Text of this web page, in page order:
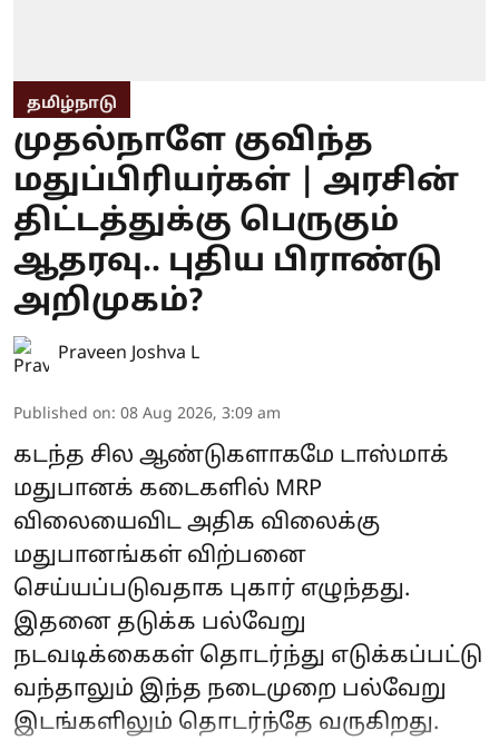
தமிழ்நாடு
முதல்நாளே குவிந்த
மதுப்பிரியர்கள் | அரசின்
திட்டத்துக்கு பெருகும்
ஆதரவு.. புதிய பிராண்டு
அறிமுகம்?
Praveen Joshva L
Published on: 08 Aug 2026, 3:09 am
கடந்த சில ஆண்டுகளாகமே டாஸ்மாக்
மதுபானக் கடைகளில் MRP
விலையைவிட அதிக விலைக்கு
மதுபானங்கள் விற்பனை
செய்யப்படுவதாக புகார் எழுந்தது.
இதனை தடுக்க பல்வேறு
நடவடிக்கைகள் தொடர்ந்து எடுக்கப்பட்டு
வந்தாலும் இந்த நடைமுறை பல்வேறு
இடங்களிலும் தொடர்ந்தே வருகிறது.